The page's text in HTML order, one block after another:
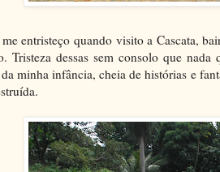
entristeço quando visito a Cascata,
Tristeza dessas sem consolo que
da minha infância, cheia de histórias e